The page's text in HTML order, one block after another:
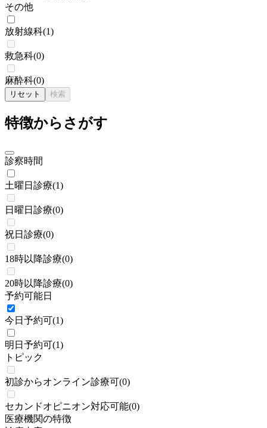
その他
放射線科(1)
救急科(0)
麻酔科(0)
リセット 検索
特徴からさがす
診察時間
土曜日診療(1)
日曜日診療(0)
祝日診療(0)
18時以降診療(0)
20時以降診療(0)
予約可能日
今日予約可(1)
明日予約可(1)
トピック
初診からオンライン診療可(0)
セカンドオピニオン対応可能(0)
医療機関の特徴